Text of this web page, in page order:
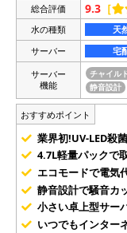
総合評価 9.3 ［
水の種類 天
サーバー
宅
サーバー
機能
チャイル
静音設計
おすすめポイント
業界初!UV-LED殺
4.7L軽量パックで
エコモードで電気
静音設計で騒音カ
小さい卓上型サー
いつでもインター